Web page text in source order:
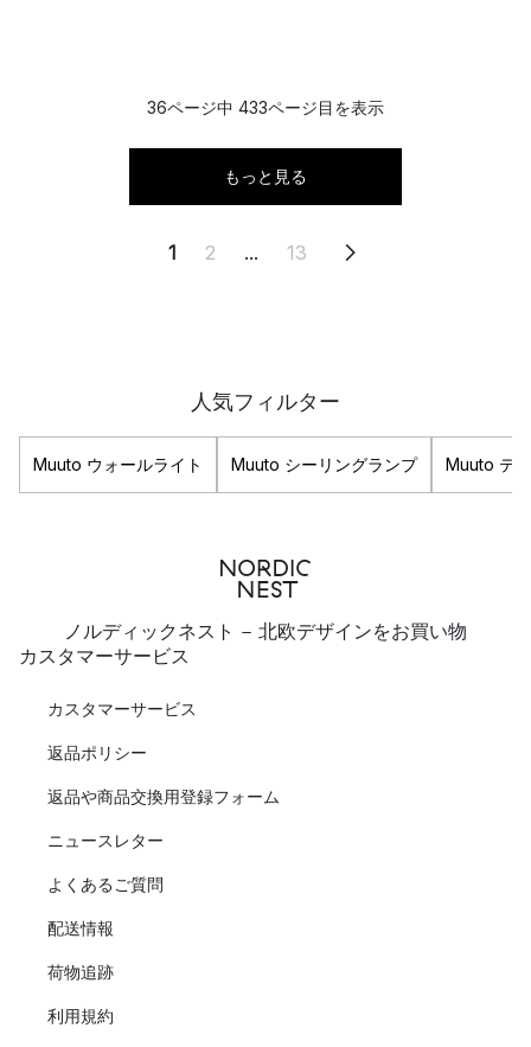
36ページ中 433ページ目を表示
もっと見る
1 2 ... 13
人気フィルター
Muuto ウォールライト Muuto シーリングランプ Muuto テ
ノルディックネスト - 北欧デザインをお買い物
カスタマーサービス
カスタマーサービス
返品ポリシー
返品や商品交換用登録フォーム
ニュースレター
よくあるご質問
配送情報
荷物追跡
利用規約